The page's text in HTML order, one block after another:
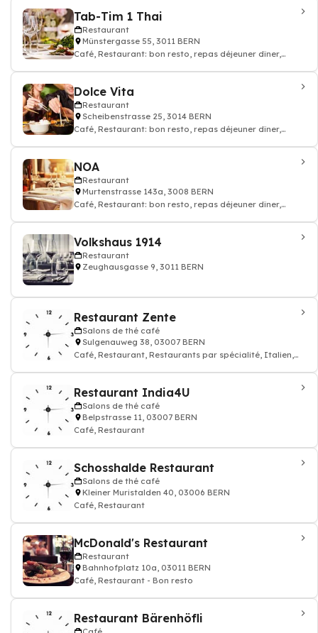
Tab-Tim 1 Thai
Restaurant
Münstergasse 55, 3011 BERN
Café, Restaurant: bon resto, repas déjeuner dîner,
Dolce Vita
Restaurant
Scheibenstrasse 25, 3014 BERN
Café, Restaurant: bon resto, repas déjeuner dîner,
NOA
Restaurant
Murtenstrasse 143a, 3008 BERN
Café, Restaurant: bon resto, repas déjeuner dîner,
Volkshaus 1914
Restaurant
Zeughausgasse 9, 3011 BERN
Restaurant Zente
Salons de thé café
Sulgenauweg 38, 03007 BERN
Café, Restaurant, Restaurants par spécialité, Italien,
Restaurant India4U
Salons de thé café
Belpstrasse 11, 03007 BERN
Café, Restaurant
Schosshalde Restaurant
Salons de thé café
Kleiner Muristalden 40, 03006 BERN
Café, Restaurant
McDonald's Restaurant
Restaurant
Bahnhofplatz 10a, 03011 BERN
Café, Restaurant - Bon resto
Restaurant Bärenhöfli